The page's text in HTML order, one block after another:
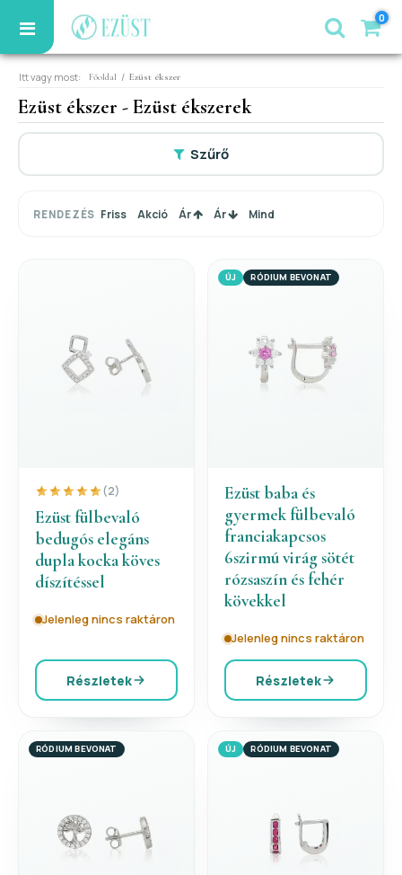
0
Itt vagy most: Főoldal / Ezüst ékszer
Ezüst ékszer - Ezüst ékszerek
Szűrő
RENDEZÉS Friss Akció Ár Ár Mind
(2)
Ezüst fülbevaló
bedugós elegáns
dupla kocka köves
díszítéssel
Jelenleg nincs raktáron
Részletek
ÚJ RÓDIUM BEVONAT
Ezüst baba és
gyermek fülbevaló
franciakapcsos
6szirmú virág sötét
rózsaszín és fehér
kövekkel
Jelenleg nincs raktáron
Részletek
RÓDIUM BEVONAT ÚJ RÓDIUM BEVONAT